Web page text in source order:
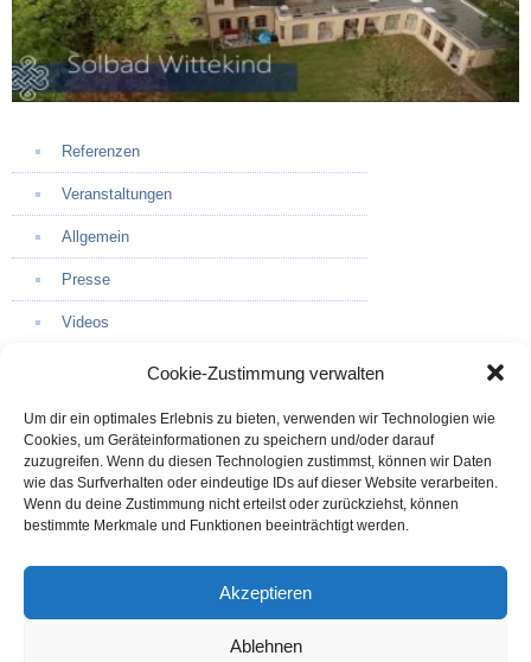
Cookie-Zustimmung verwalten
Um dir ein optimales Erlebnis zu bieten, verwenden wir Technologien wie
Cookies, um Geräteinformationen zu speichern und/oder darauf
zuzugreifen. Wenn du diesen Technologien zustimmst, können wir Daten
wie das Surfverhalten oder eindeutige IDs auf dieser Website verarbeiten.
Wenn du deine Zustimmung nicht erteilst oder zurückziehst, können
bestimmte Merkmale und Funktionen beeinträchtigt werden.
Akzeptieren
Ablehnen
Referenzen
Veranstaltungen
Allgemein
Presse
Videos